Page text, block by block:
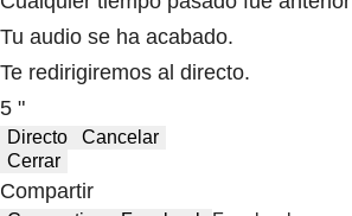
Tu audio se ha acabado.
Te redirigiremos al directo.
5 "
Directo
Cancelar
Cerrar
Compartir